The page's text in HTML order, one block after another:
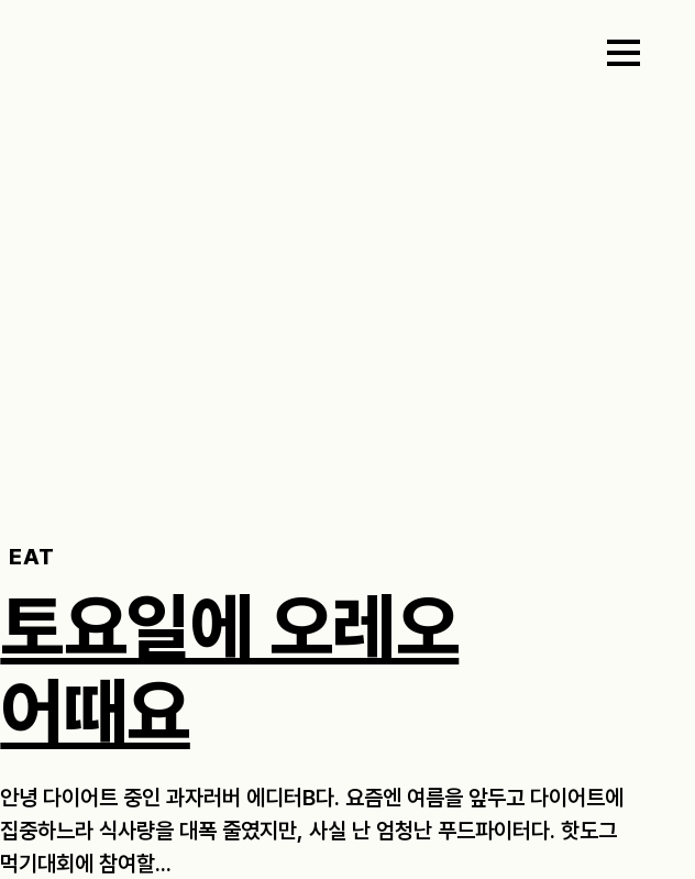
EAT
토요일에 오레오
어때요
안녕 다이어트 중인 과자러버 에디터B다. 요즘엔 여름을 앞두고 다이어트에
집중하느라 식사량을 대폭 줄였지만, 사실 난 엄청난 푸드파이터다. 핫도그
먹기대회에 참여할...